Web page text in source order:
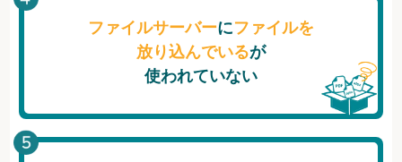
ファイルサーバーにファイルを
放り込んでいるが
使われていない